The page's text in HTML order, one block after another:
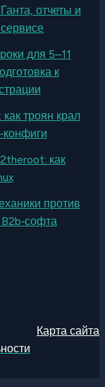
отчеты и
для 5–11
к
троян крал
как
против
Карта сайта